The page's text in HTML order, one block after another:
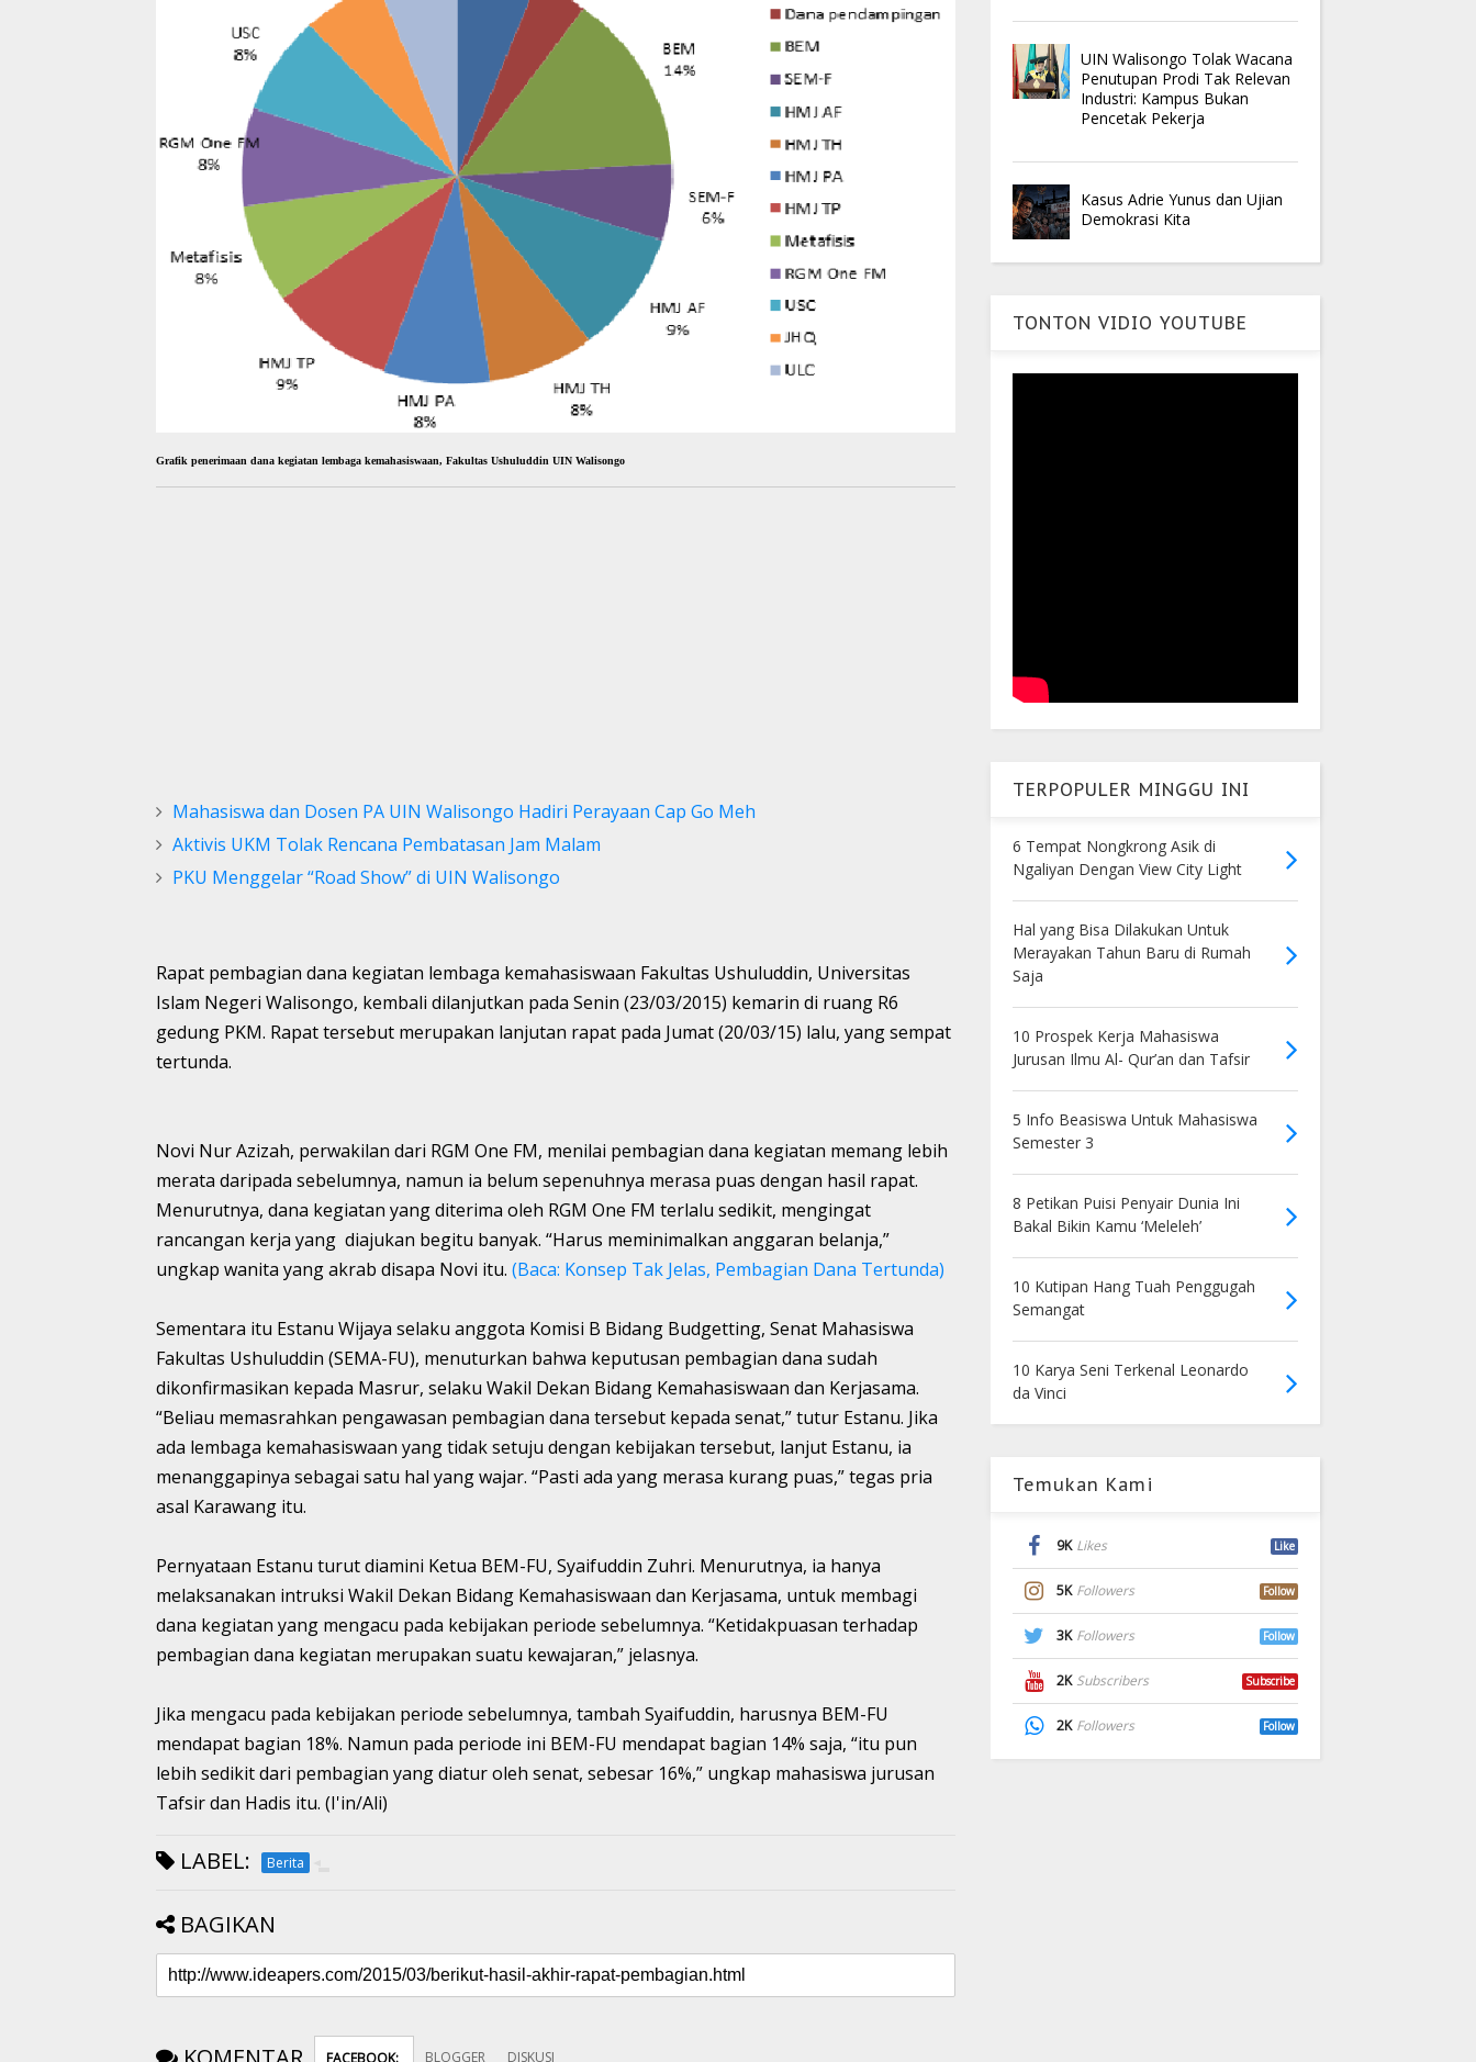
Grafik penerimaan dana kegiatan lembaga kemahasiswaan, Fakultas Ushuluddin UIN Walisongo
Mahasiswa dan Dosen PA UIN Walisongo Hadiri Perayaan Cap Go Meh
Aktivis UKM Tolak Rencana Pembatasan Jam Malam
PKU Menggelar “Road Show” di UIN Walisongo
Rapat pembagian dana kegiatan lembaga kemahasiswaan Fakultas Ushuluddin, Universitas
Islam Negeri Walisongo, kembali dilanjutkan pada Senin (23/03/2015) kemarin di ruang R6
gedung PKM. Rapat tersebut merupakan lanjutan rapat pada Jumat (20/03/15) lalu, yang sempat
tertunda.
Novi Nur Azizah, perwakilan dari RGM One FM, menilai pembagian dana kegiatan memang lebih
merata daripada sebelumnya, namun ia belum sepenuhnya merasa puas dengan hasil rapat.
Menurutnya, dana kegiatan yang diterima oleh RGM One FM terlalu sedikit, mengingat
rancangan kerja yang diajukan begitu banyak. “Harus meminimalkan anggaran belanja,”
ungkap wanita yang akrab disapa Novi itu. (Baca: Konsep Tak Jelas, Pembagian Dana Tertunda)
Sementara itu Estanu Wijaya selaku anggota Komisi B Bidang Budgetting, Senat Mahasiswa
Fakultas Ushuluddin (SEMA-FU), menuturkan bahwa keputusan pembagian dana sudah
dikonfirmasikan kepada Masrur, selaku Wakil Dekan Bidang Kemahasiswaan dan Kerjasama.
“Beliau memasrahkan pengawasan pembagian dana tersebut kepada senat,” tutur Estanu. Jika
ada lembaga kemahasiswaan yang tidak setuju dengan kebijakan tersebut, lanjut Estanu, ia
menanggapinya sebagai satu hal yang wajar. “Pasti ada yang merasa kurang puas,” tegas pria
asal Karawang itu.
Pernyataan Estanu turut diamini Ketua BEM-FU, Syaifuddin Zuhri. Menurutnya, ia hanya
melaksanakan intruksi Wakil Dekan Bidang Kemahasiswaan dan Kerjasama, untuk membagi
dana kegiatan yang mengacu pada kebijakan periode sebelumnya. “Ketidakpuasan terhadap
pembagian dana kegiatan merupakan suatu kewajaran,” jelasnya.
Jika mengacu pada kebijakan periode sebelumnya, tambah Syaifuddin, harusnya BEM-FU
mendapat bagian 18%. Namun pada periode ini BEM-FU mendapat bagian 14% saja, “itu pun
lebih sedikit dari pembagian yang diatur oleh senat, sebesar 16%,” ungkap mahasiswa jurusan
Tafsir dan Hadis itu. (I'in/Ali)
LABEL: Berita
BAGIKAN
FACEBOOK: BLOGGER DISKUSI
UIN Walisongo Tolak Wacana
Penutupan Prodi Tak Relevan
Industri: Kampus Bukan
Pencetak Pekerja
Kasus Adrie Yunus dan Ujian
Demokrasi Kita
TONTON VIDIO YOUTUBE
TERPOPULER MINGGU INI
6 Tempat Nongkrong Asik di
Ngaliyan Dengan View City Light
Hal yang Bisa Dilakukan Untuk
Merayakan Tahun Baru di Rumah
Saja
10 Prospek Kerja Mahasiswa
Jurusan Ilmu Al- Qur’an dan Tafsir
5 Info Beasiswa Untuk Mahasiswa
Semester 3
8 Petikan Puisi Penyair Dunia Ini
Bakal Bikin Kamu ‘Meleleh’
10 Kutipan Hang Tuah Penggugah
Semangat
10 Karya Seni Terkenal Leonardo
da Vinci
Temukan Kami
9K Likes Like
5K Followers Follow
3K Followers Follow
2K Subscribers Subscribe
2K Followers Follow